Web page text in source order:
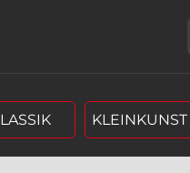
KLEINKUNST